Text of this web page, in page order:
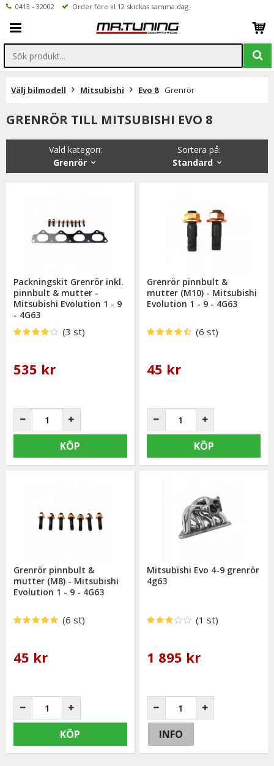
0413 - 32002 Order före kl 12 skickas samma dag
Välj bilmodell Mitsubishi Evo 8 Grenrör
GRENRÖR TILL MITSUBISHI EVO 8
Sortera på:
Standard
Vald kategori:
Grenrör
Packningskit Grenrör inkl.
pinnbult & mutter -
Mitsubishi Evolution 1 - 9
- 4G63
(3 st)
535 kr
KÖP
Grenrör pinnbult &
mutter (M10) - Mitsubishi
Evolution 1 - 9 - 4G63
(6 st)
45 kr
KÖP
Grenrör pinnbult &
mutter (M8) - Mitsubishi
Evolution 1 - 9 - 4G63
(6 st)
45 kr
KÖP
Mitsubishi Evo 4-9 grenrör
4g63
(1 st)
1 895 kr
INFO